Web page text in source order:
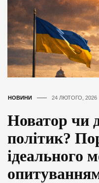
НОВИНИ 24 ЛЮТОГО, 2026
Новатор чи
політик?
ідеального